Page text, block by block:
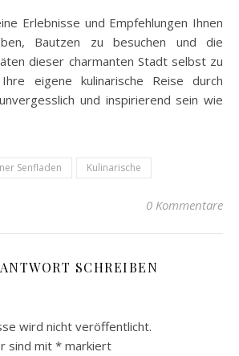
Erlebnisse und Empfehlungen Ihnen
Bautzen zu besuchen und die
dieser charmanten Stadt selbst zu
eigene kulinarische Reise durch
und inspirierend sein wie
Senfladen Kulinarische
0 Kommentare
SCHREIBEN
wird nicht veröffentlicht.
sind mit * markiert